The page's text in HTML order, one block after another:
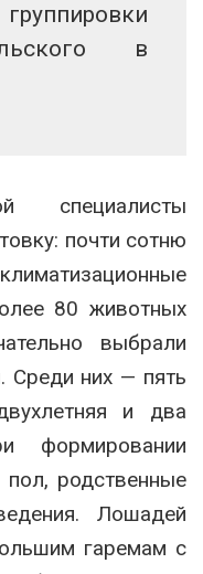
в
специалисты
почти сотню
80 животных
выбрали
Среди них — пять
и два
формировании
пол, родственные
Лошадей
гаремам с